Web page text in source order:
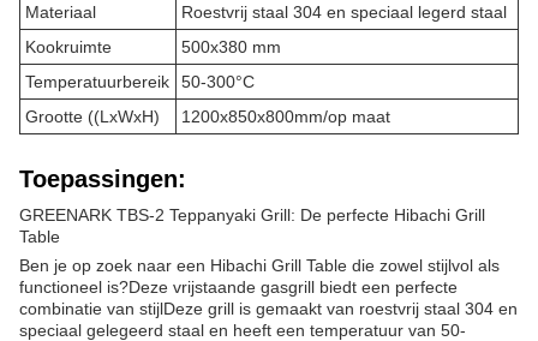
Materiaal
Roestvrij staal 304 en speciaal legerd staal
Kookruimte
500x380 mm
Temperatuurbereik
50-300°C
Grootte ((LxWxH)
1200x850x800mm/op maat
Toepassingen:
GREENARK TBS-2 Teppanyaki Grill: De perfecte Hibachi Grill
Table
Ben je op zoek naar een Hibachi Grill Table die zowel stijlvol als
functioneel is?Deze vrijstaande gasgrill biedt een perfecte
combinatie van stijlDeze grill is gemaakt van roestvrij staal 304 en
speciaal gelegeerd staal en heeft een temperatuur van 50-